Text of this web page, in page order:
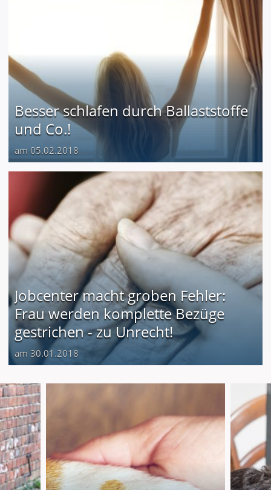
Besser schlafen durch Ballaststoffe
und Co.!
am 05.02.2018
Jobcenter macht groben Fehler:
Frau werden komplette Bezüge
gestrichen - zu Unrecht!
am 30.01.2018